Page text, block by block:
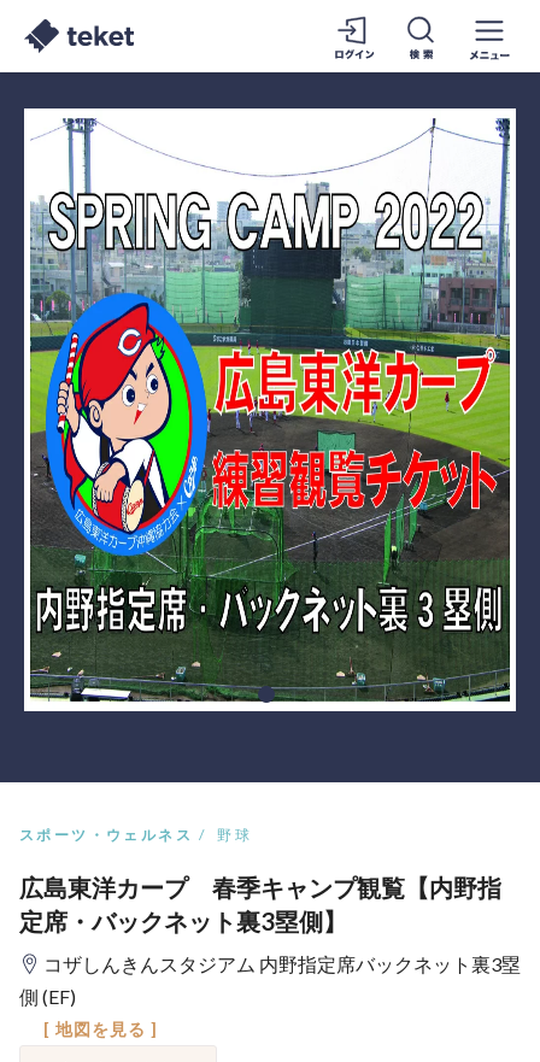
スポーツ・ウェルネス 野球
広島東洋カープ 春季キャンプ観覧【内野指
定席・バックネット裏3塁側】
コザしんきんスタジアム 内野指定席バックネット裏3塁
側 (EF)
[ 地図を見る ]